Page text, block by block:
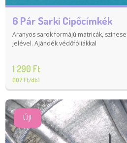
6 Pár Sarki Cipőcímkék
Aranyos sarok formájú matricák,
jelével. Ajándék védőfóliákkal
1 290 Ft
(107 Ft/db)
Új!